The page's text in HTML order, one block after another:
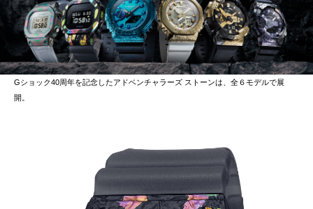
Gショック40周年を記念したアドベンチャラーズ ストーンは、全６モデルで展
開。